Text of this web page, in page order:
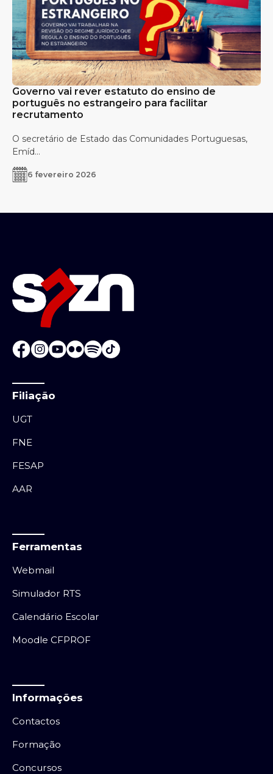
Governo vai rever estatuto do ensino de
português no estrangeiro para facilitar
recrutamento
O secretário de Estado das Comunidades Portuguesas,
Emíd...
6 fevereiro 2026
Filiação
UGT
FNE
FESAP
AAR
Ferramentas
Webmail
Simulador RTS
Calendário Escolar
Moodle CFPROF
Informações
Contactos
Formação
Concursos